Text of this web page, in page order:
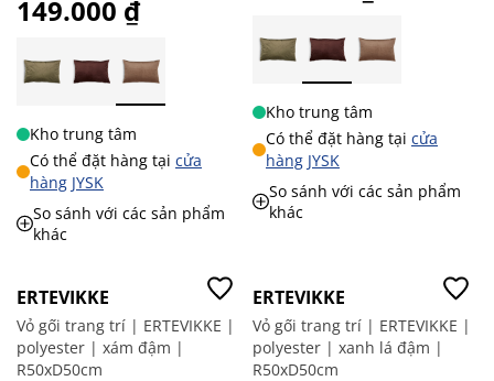
149.000 ₫
Kho trung tâm
Có thể đặt hàng tại cửa
hàng JYSK
So sánh với các sản phẩm
khác
Kho trung tâm
Có thể đặt hàng tại cửa
hàng JYSK
So sánh với các sản phẩm
khác
ERTEVIKKE
Vỏ gối trang trí | ERTEVIKKE |
polyester | xám đậm |
R50xD50cm
ERTEVIKKE
Vỏ gối trang trí | ERTEVIKKE |
polyester | xanh lá đậm |
R50xD50cm